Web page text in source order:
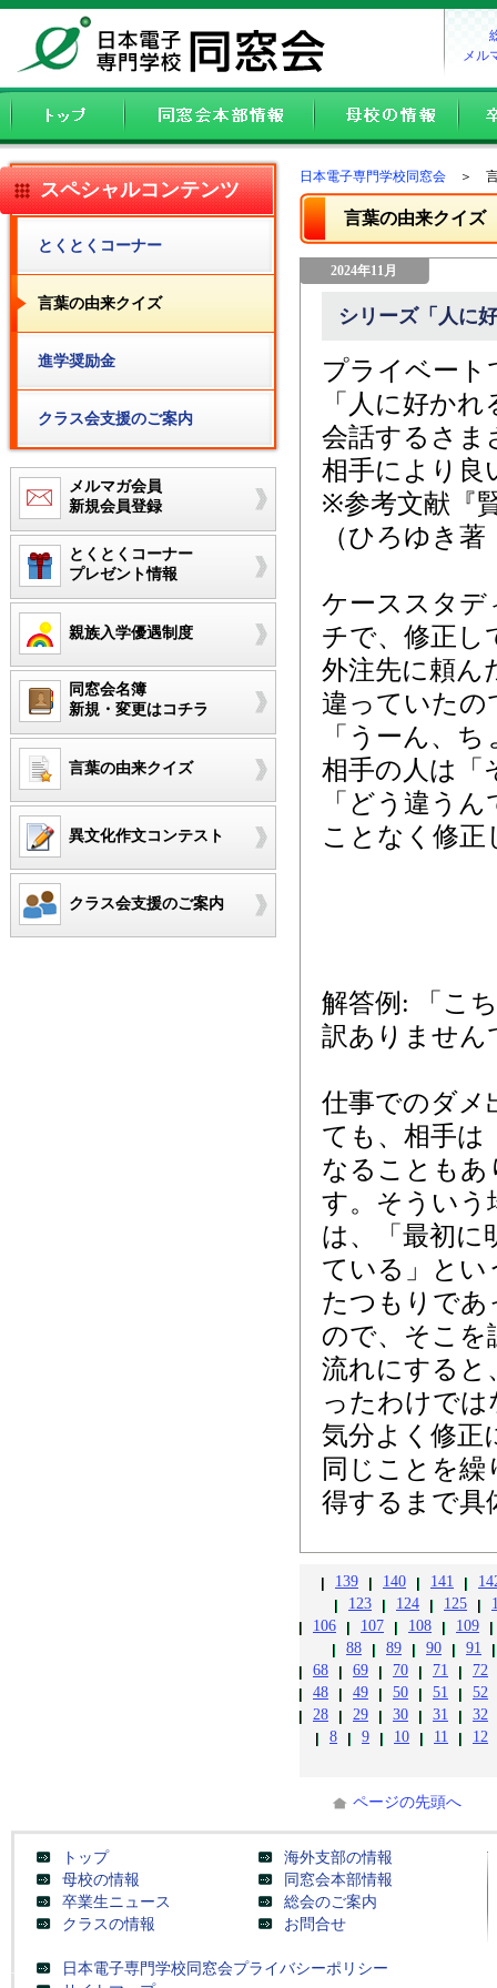
メル
スペシャルコンテンツ
とくとくコーナー
言葉の由来クイズ
進学奨励金
クラス会支援のご案内
メルマガ会員
新規会員登録
とくとくコーナー
プレゼント情報
親族入学優遇制度
同窓会名簿
新規・変更はコチラ
言葉の由来クイズ
異文化作文コンテスト
クラス会支援のご案内
日本電子専門学校同窓会 ＞ 言
言葉の由来クイズ
2024年11月
シリーズ「人に
プライベート
「人に好か
会話するさま
相手により良
※参考文献『
（ひろゆき
ケーススタデ
チで、修正し
外注先に頼ん
違っていたの
「うーん、
相手の人は「
「どう違う
ことなく修正
解答例: 「こ
訳ありません
仕事でのダメ
ても、相手は
なることもあ
す。そういう
は、「最初に
ている」とい
たつもりであ
ので、そこを
流れにすると
ったわけで
気分よく修正
同じことを繰
得するまで具
141
140
139
125
124
123
109
108
107
106
91
90
89
88
72
71
70
69
68
52
51
50
49
48
32
31
30
29
28
12
11
10
9
8
ページの先頭へ
トップ
母校の情報
卒業生ニュース
クラスの情報
海外支部の情報
同窓会本部情報
総会のご案内
お問合せ
日本電子専門学校同窓会プライバシーポリシー